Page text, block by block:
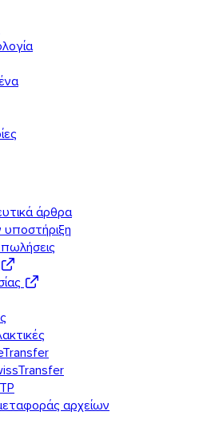
άρθρα
υποστήριξη
πωλήσεις
αρχείων